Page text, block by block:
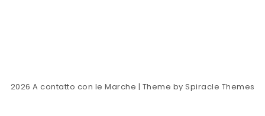
2026 A contatto con le Marche | Theme by Spiracle Themes